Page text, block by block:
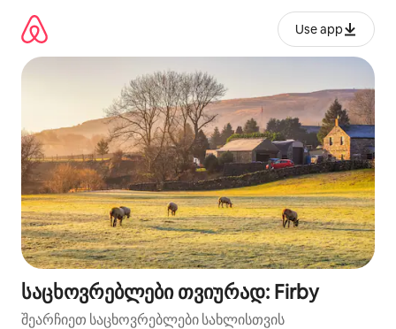
გადასვლა
Use app
საცხოვრებლები თვიურად: Firby
შეარჩიეთ საცხოვრებლები სახლისთვის